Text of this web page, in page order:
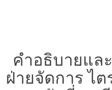
คำอธิบายแล
ฝ่ายจัดการ ไ